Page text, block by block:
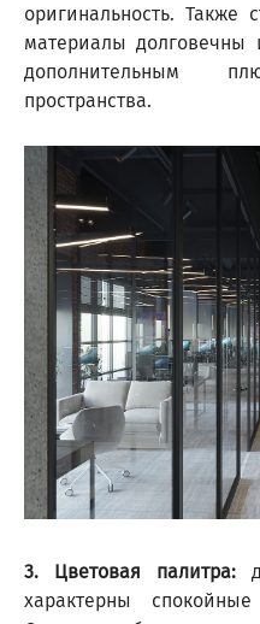
оригинальность. Также
материалы долговечны
дополнительным
пространства.
3. Цветовая палитра:
характерны